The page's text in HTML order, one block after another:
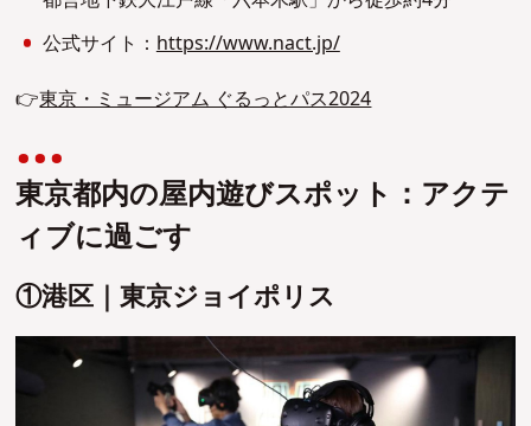
公式サイト：https://www.nact.jp/
👉東京・ミュージアム ぐるっとパス2024
東京都内の屋内遊びスポット：アクテ
ィブに過ごす
①港区｜東京ジョイポリス